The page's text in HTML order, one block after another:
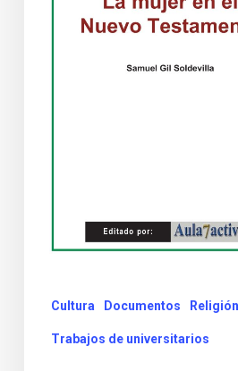
Cultura Documentos Religión
Trabajos de universitarios